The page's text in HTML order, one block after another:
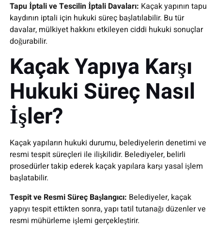
Tapu İptali ve Tescilin İptali Davaları: Kaçak yapının tapu
kaydının iptali için hukuki süreç başlatılabilir. Bu tür
davalar, mülkiyet hakkını etkileyen ciddi hukuki sonuçlar
doğurabilir.
Kaçak Yapıya Karşı
Hukuki Süreç Nasıl
İşler?
Kaçak yapıların hukuki durumu, belediyelerin denetimi ve
resmi tespit süreçleri ile ilişkilidir. Belediyeler, belirli
prosedürler takip ederek kaçak yapılara karşı yasal işlem
başlatabilir.
Tespit ve Resmi Süreç Başlangıcı: Belediyeler, kaçak
yapıyı tespit ettikten sonra, yapı tatil tutanağı düzenler ve
resmi mühürleme işlemi gerçekleştirir.